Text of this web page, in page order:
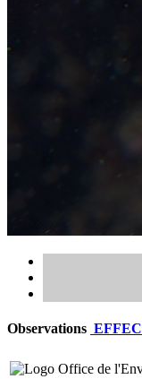
Observations